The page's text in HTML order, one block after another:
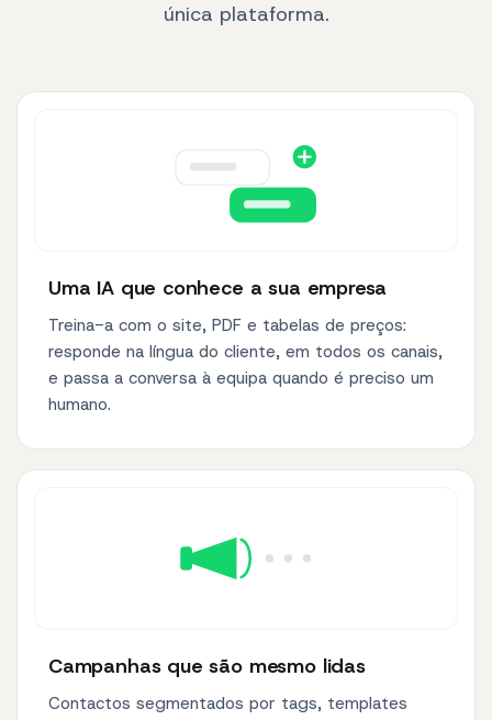
única plataforma.
Uma IA que conhece a sua empresa
Treina-a com o site, PDF e tabelas de preços:
responde na língua do cliente, em todos os canais,
e passa a conversa à equipa quando é preciso um
humano.
Campanhas que são mesmo lidas
Contactos segmentados por tags, templates